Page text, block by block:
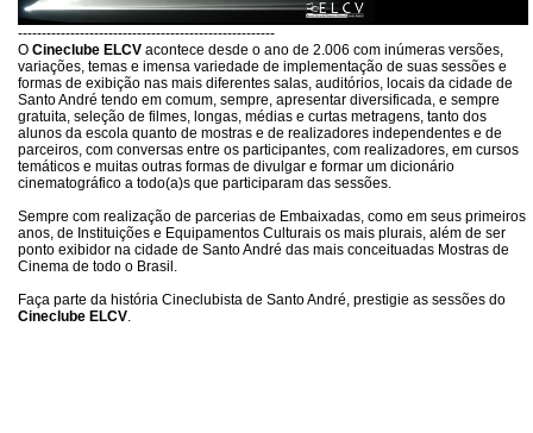
------------------------------------------------------
O Cineclube ELCV acontece desde o ano de 2.006 com inúmeras versões,
variações, temas e imensa variedade de implementação de suas sessões e
formas de exibição nas mais diferentes salas, auditórios, locais da cidade de
Santo André tendo em comum, sempre, apresentar diversificada, e sempre
gratuita, seleção de filmes, longas, médias e curtas metragens, tanto dos
alunos da escola quanto de mostras e de realizadores independentes e de
parceiros, com conversas entre os participantes, com realizadores, em cursos
temáticos e muitas outras formas de divulgar e formar um dicionário
cinematográfico a todo(a)s que participaram das sessões.
Sempre com realização de parcerias de Embaixadas, como em seus primeiros
anos, de Instituições e Equipamentos Culturais os mais plurais, além de ser
ponto exibidor na cidade de Santo André das mais conceituadas Mostras de
Cinema de todo o Brasil.
Faça parte da história Cineclubista de Santo André, prestigie as sessões do
Cineclube ELCV.